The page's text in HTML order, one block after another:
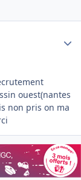
ouest(nantes
non pris on ma